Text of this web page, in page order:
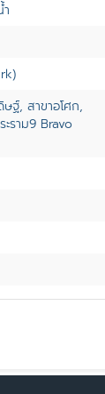
ฐ์, สาขาอโศก,
ะราม9 Bravo